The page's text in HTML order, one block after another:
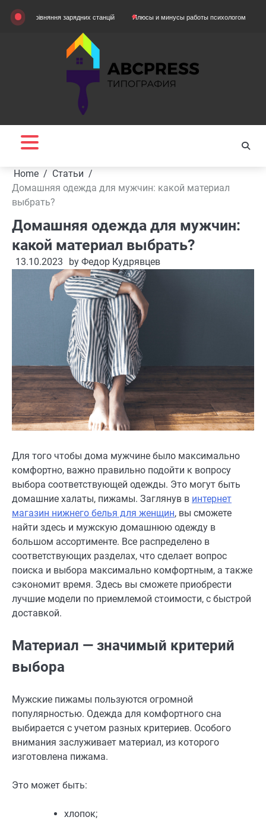
Skip
зарядних станцій Плюсы и минусы работы психологом Домашняя
Home
Статьи
Домашняя одежда для мужчин: какой материал
выбрать?
Домашняя одежда для мужчин:
какой материал выбрать?
13.10.2023 by Федор Кудрявцев
Для того чтобы дома мужчине было максимально
комфортно, важно правильно подойти к вопросу
выбора соответствующей одежды. Это могут быть
домашние халаты, пижамы. Заглянув в интернет
магазин нижнего белья для женщин, вы сможете
найти здесь и мужскую домашнюю одежду в
большом ассортименте. Все распределено в
соответствующих разделах, что сделает вопрос
поиска и выбора максимально комфортным, а также
сэкономит время. Здесь вы сможете приобрести
лучшие модели по приемлемой стоимости, с быстрой
доставкой.
Материал — значимый критерий
выбора
Мужские пижамы пользуются огромной
популярностью. Одежда для комфортного сна
выбирается с учетом разных критериев. Особого
внимания заслуживает материал, из которого
изготовлена пижама.
Это может быть:
хлопок;